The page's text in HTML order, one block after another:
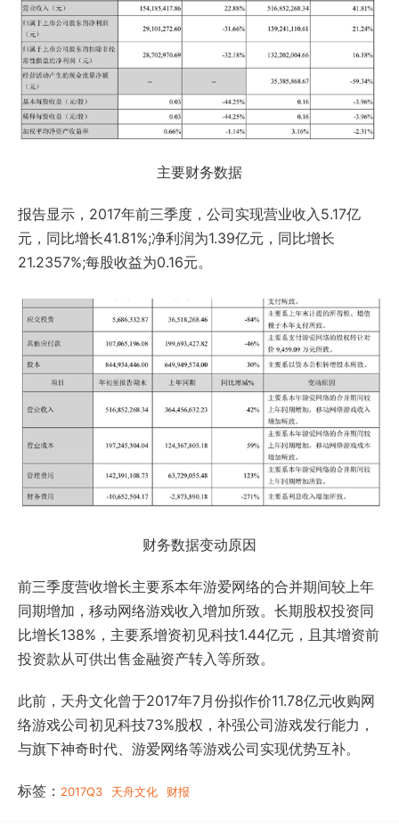
主要财务数据
报告显示，2017年前三季度，公司实现营业收入5.17亿
元，同比增长41.81%;净利润为1.39亿元，同比增长
21.2357%;每股收益为0.16元。
财务数据变动原因
前三季度营收增长主要系本年游爱网络的合并期间较上年
同期增加，移动网络游戏收入增加所致。长期股权投资同
比增长138%，主要系增资初见科技1.44亿元，且其增资前
投资款从可供出售金融资产转入等所致。
此前，天舟文化曾于2017年7月份拟作价11.78亿元收购网
络游戏公司初见科技73%股权，补强公司游戏发行能力，
与旗下神奇时代、游爱网络等游戏公司实现优势互补。
标签： 2017Q3 天舟文化 财报